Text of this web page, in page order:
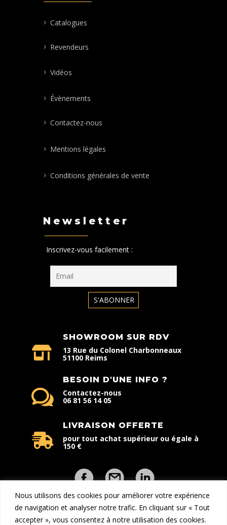
Nous utilisons des cookies pour améliorer votre expérience
de navigation et analyser notre trafic. En cliquant sur « Tout
accepter », vous consentez à notre utilisation des cookies.
Catalogues
Revendeurs
Vidéos
Évènements
Contactez-nous
Mentions légales
Conditions générales de vente
Newsletter
Inscrivez-vous facilement :
SHOWROOM SUR RDV
13 Rue du Colonel Charbonneaux
51100 Reims
BESOIN D'UNE INFO ?
Contactez-nous
06 81 56 14 05
LIVRAISON OFFERTE
pour tout achat supérieur ou égale à
150 €
Copyright © 2026 - Explorcom | Tous droits réservés | Une